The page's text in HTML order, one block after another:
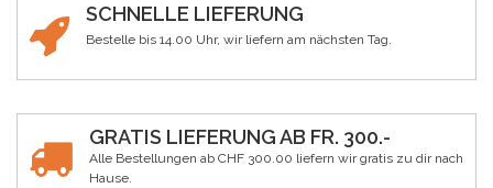
SCHNELLE LIEFERUNG
Bestelle bis 14.00 Uhr, wir liefern am nächsten Tag.
GRATIS LIEFERUNG AB FR. 300.-
Alle Bestellungen ab CHF 300.00 liefern wir gratis zu dir nach
Hause.